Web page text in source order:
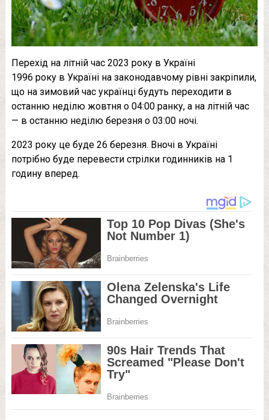
Перехід на літній час 2023 року в Україні
1996 року в Україні на законодавчому рівні закріпили,
що на зимовий час українці будуть переходити в
останню неділю жовтня о 04:00 ранку, а на літній час
— в останню неділю березня о 03:00 ночі.
2023 року це буде 26 березня. Вночі в Україні
потрібно буде перевести стрілки годинників на 1
годину вперед.